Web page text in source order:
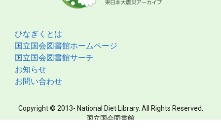
ひなぎくとは
国立国会図書館ホームページ
国立国会図書館サーチ
お知らせ
お問い合わせ
Copyright © 2013- National Diet Library. All Rights Reserved.